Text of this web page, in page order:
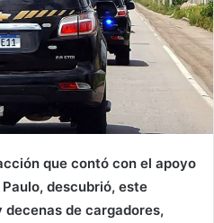
que contó con el apoyo
descubrió, este
de cargadores,